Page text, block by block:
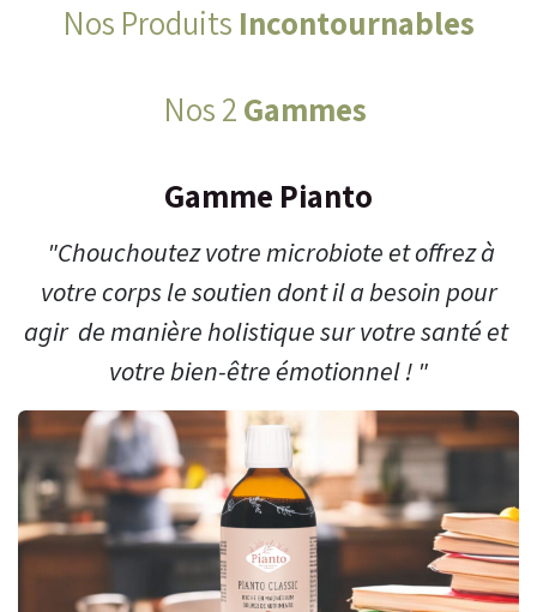
Nos Produits Incontournables
Nos 2Gammes
Gamme Pianto
"Chouchoutez votre microbiote et offrez à
votre corps le soutien dont il a besoin pour
agir de manière holistique sur votre santé et
votre bien-être émotionnel ! "